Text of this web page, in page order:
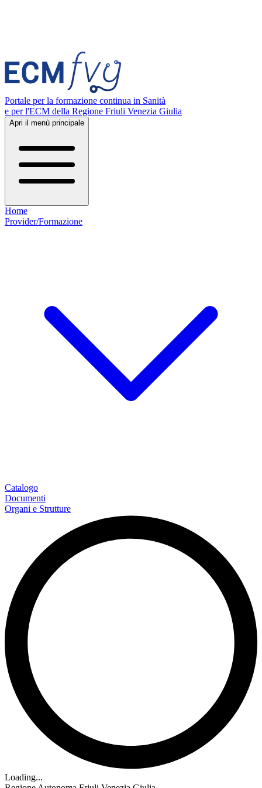
Portale per la formazione continua in Sanità
e per l'ECM della Regione Friuli Venezia Giulia
Apri il menù principale
Home
Provider/Formazione
Catalogo
Documenti
Organi e Strutture
Loading...